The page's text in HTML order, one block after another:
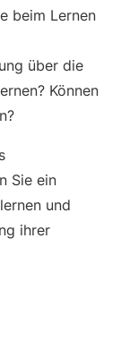
beim Lernen
über die
Können
Sie ein
und
ihrer